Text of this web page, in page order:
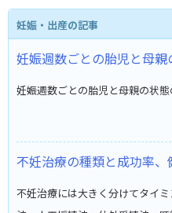
妊娠・出産の記事
妊娠週数ごとの胎児と母
妊娠週数ごとの胎児と母親の状
不妊治療の種類と成功率
不妊治療には大きく分けてタイ